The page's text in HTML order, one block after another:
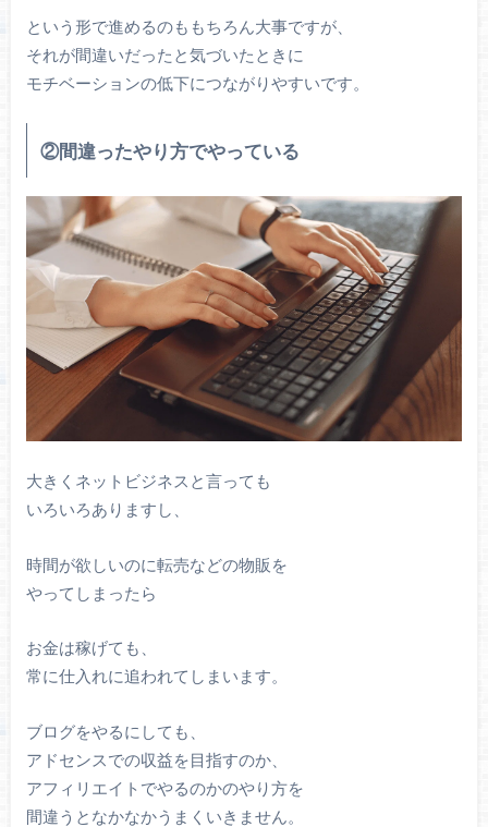
という形で進めるのももちろん大事ですが、
それが間違いだったと気づいたときに
モチベーションの低下につながりやすいです。
②間違ったやり方でやっている
大きくネットビジネスと言っても
いろいろありますし、
時間が欲しいのに転売などの物販を
やってしまったら
お金は稼げても、
常に仕入れに追われてしまいます。
ブログをやるにしても、
アドセンスでの収益を目指すのか、
アフィリエイトでやるのかのやり方を
間違うとなかなかうまくいきません。